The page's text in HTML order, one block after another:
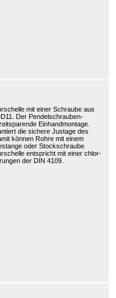
mit einer Schraube aus
Der Pendelschrauben-
Einhandmontage.
die sichere Justage des
können Rohre mit einem
oder Stockschraube
entspricht mit einer chlor-
der DIN 4109.